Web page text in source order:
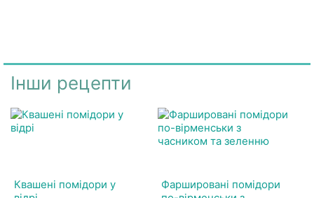
Інши рецепти
Квашені помідори у
Фаршировані помідори